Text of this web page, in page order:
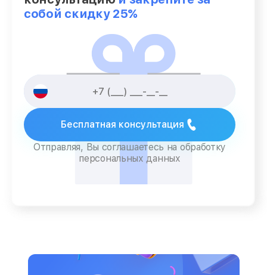
собой скидку 25%
Бесплатная консультация
Отправляя, Вы соглашаетесь на обработку
персональных данных